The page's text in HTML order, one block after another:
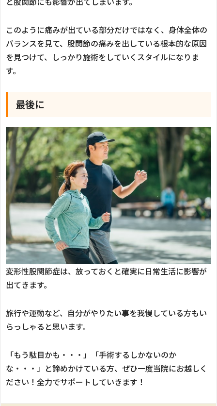
このように痛みが出ている部分だけではなく、身体全体の
バランスを見て、股関節の痛みを出している根本的な原因
を見つけて、しっかり施術をしていくスタイルになりま
す。
最後に
変形性股関節症は、放っておくと確実に日常生活に影響が
出てきます。
旅行や運動など、自分がやりたい事を我慢している方もい
らっしゃると思います。
「もう駄目かも・・・」「手術するしかないのか
な・・・」と諦めかけている方、ぜひ一度当院にお越しく
ださい！全力でサポートしていきます！